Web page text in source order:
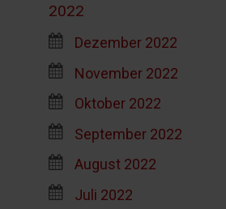
2022
Dezember 2022
November 2022
Oktober 2022
September 2022
August 2022
Juli 2022